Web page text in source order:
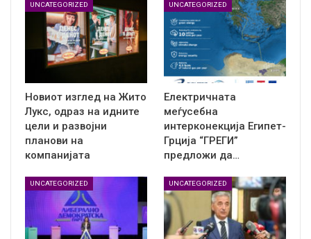
UNCATEGORIZED
Новиот изглед на Жито
Лукс, одраз на идните
цели и развојни
планови на
компанијата
UNCATEGORIZED
Електричната
меѓусебна
интерконекција Египет-
Грција “ГРЕГИ”
предложи да…
UNCATEGORIZED UNCATEGORIZED